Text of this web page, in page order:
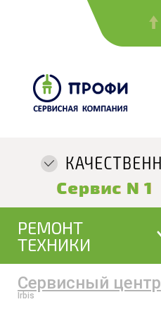
РЕМОНТ
ТЕХНИКИ
Сервисный центр
Irbis